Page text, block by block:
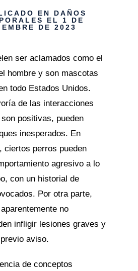
EN DAÑOS
EL 1 DE
DE 2023
ser aclamados como el
hombre y son mascotas
todo Estados Unidos.
de las interacciones
positivas, pueden
inesperados. En
ciertos perros pueden
agresivo a lo
con un historial de
Por otra parte,
no
infligir lesiones graves y
aviso.
de conceptos